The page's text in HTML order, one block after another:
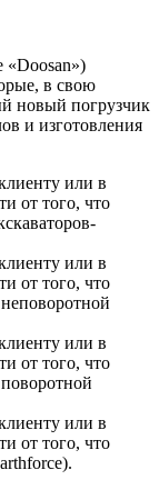
«Doosan»)
в свою
новый погрузчик
и изготовления
или в
от того, что
или в
от того, что
или в
от того, что
или в
от того, что